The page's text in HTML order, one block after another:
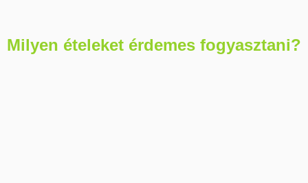
Milyen ételeket érdemes fogyasztani?